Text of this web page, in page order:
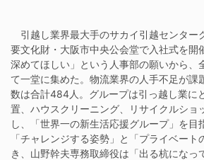
引越し業界最大手のサカイ引越センター
要文化財・大阪市中央公会堂で入社式を開
深めてほしい」という人事部の願いから、
て一堂に集めた。物流業界の人手不足が課
数は合計484人。グループは引っ越し業に
置、ハウスクリーニング、リサイクルショ
し、「世界一の新生活応援グループ」を目
「チャレンジする姿勢」と「プライベート
き、山野幹夫専務取締役は「出る杭になっ